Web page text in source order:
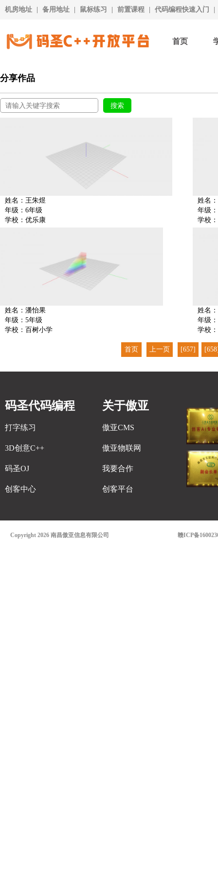
机房地址 备用地址 鼠标练习 前置课程 代码编程快速入门
首页
分享作品
姓名：王朱煜
年级：6年级
学校：优乐康
姓名
年级
学校
姓名：潘怡果
年级：5年级
学校：百树小学
姓名
年级
学校
首页 上一页 [657]
码圣代码编程
打字练习
3D创意C++
码圣OJ
创客中心
关于傲亚
傲亚CMS
傲亚物联网
我要合作
创客平台
Copyright 2026 南昌傲亚信息有限公司 赣ICP备